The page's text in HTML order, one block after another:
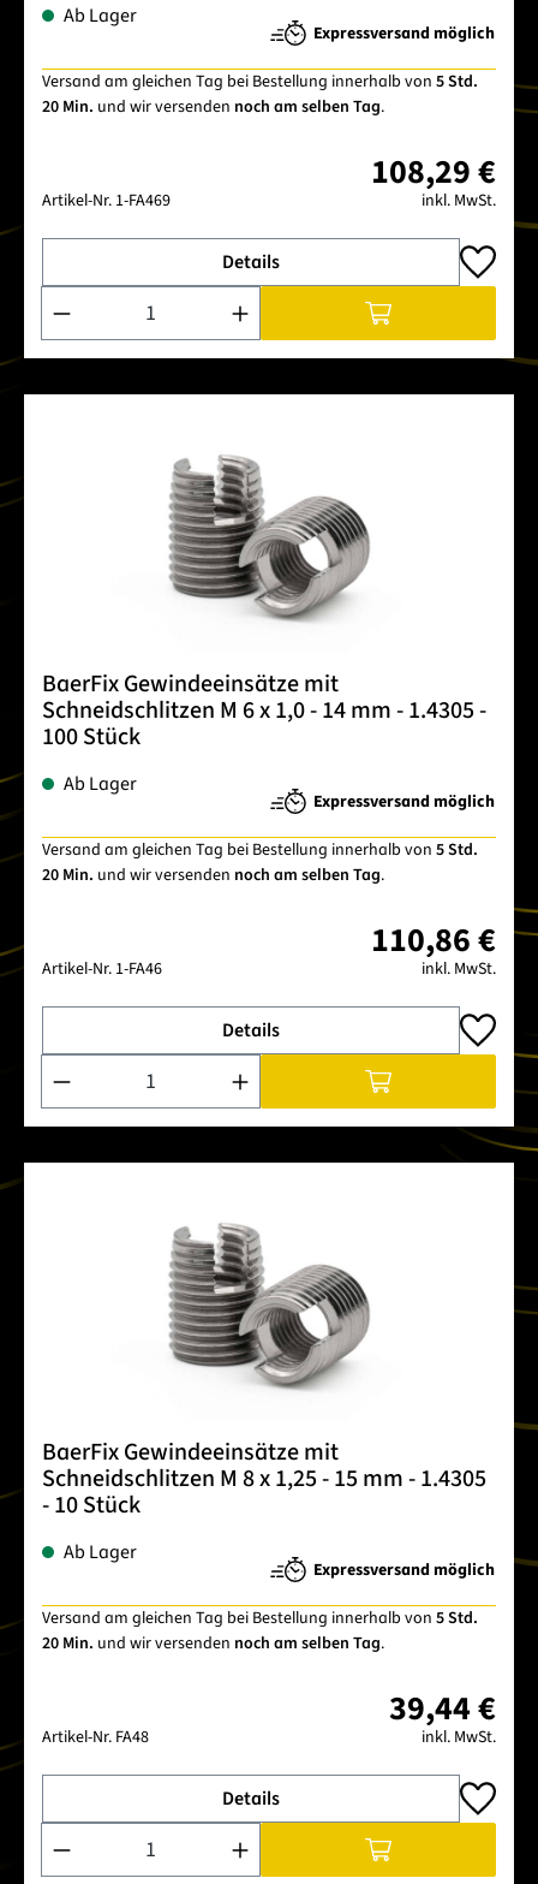
Ab Lager
Expressversand möglich
Versand am gleichen Tag bei Bestellung innerhalb von 5 Std.
20 Min. und wir versenden noch am selben Tag.
Artikel-Nr. 1-FA469
108,29 €
inkl. MwSt.
Details
Produkt Anzahl: Gib den gewünschten Wert ein oder
BaerFix Gewindeeinsätze mit
Schneidschlitzen M 6 x 1,0 - 14 mm - 1.4305 -
100 Stück
Ab Lager
Expressversand möglich
Versand am gleichen Tag bei Bestellung innerhalb von 5 Std.
20 Min. und wir versenden noch am selben Tag.
Artikel-Nr. 1-FA46
110,86 €
inkl. MwSt.
Details
Produkt Anzahl: Gib den gewünschten Wert ein oder
BaerFix Gewindeeinsätze mit
Schneidschlitzen M 8 x 1,25 - 15 mm - 1.4305
- 10 Stück
Ab Lager
Expressversand möglich
Versand am gleichen Tag bei Bestellung innerhalb von 5 Std.
20 Min. und wir versenden noch am selben Tag.
Artikel-Nr. FA48
39,44 €
inkl. MwSt.
Details
Produkt Anzahl: Gib den gewünschten Wert ein oder